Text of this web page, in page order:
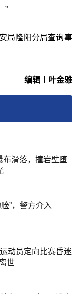
”
局隆阳分局查询事
编辑︱叶金雅
布滑落，撞岩壁堕
”，警方介入
动员定向比赛昏迷
世